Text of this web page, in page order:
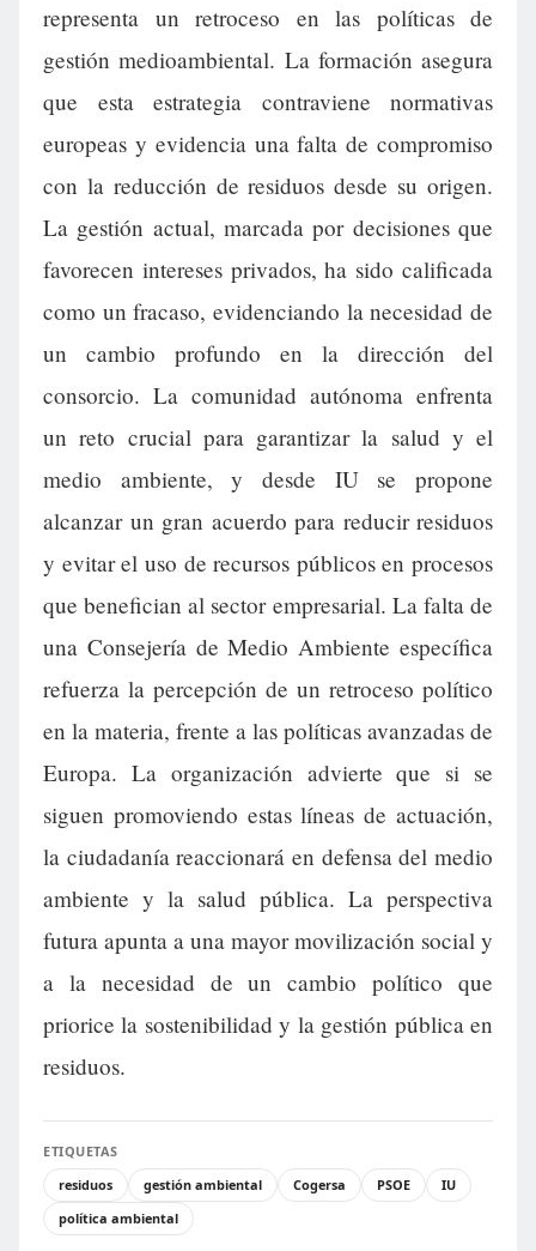
representa un retroceso en las políticas de
gestión medioambiental. La formación asegura
que esta estrategia contraviene normativas
europeas y evidencia una falta de compromiso
con la reducción de residuos desde su origen.
La gestión actual, marcada por decisiones que
favorecen intereses privados, ha sido calificada
como un fracaso, evidenciando la necesidad de
un cambio profundo en la dirección del
consorcio. La comunidad autónoma enfrenta
un reto crucial para garantizar la salud y el
medio ambiente, y desde IU se propone
alcanzar un gran acuerdo para reducir residuos
y evitar el uso de recursos públicos en procesos
que benefician al sector empresarial. La falta de
una Consejería de Medio Ambiente específica
refuerza la percepción de un retroceso político
en la materia, frente a las políticas avanzadas de
Europa. La organización advierte que si se
siguen promoviendo estas líneas de actuación,
la ciudadanía reaccionará en defensa del medio
ambiente y la salud pública. La perspectiva
futura apunta a una mayor movilización social y
a la necesidad de un cambio político que
priorice la sostenibilidad y la gestión pública en
residuos.
ETIQUETAS
residuos
gestión ambiental Cogersa PSOE
IU
política ambiental